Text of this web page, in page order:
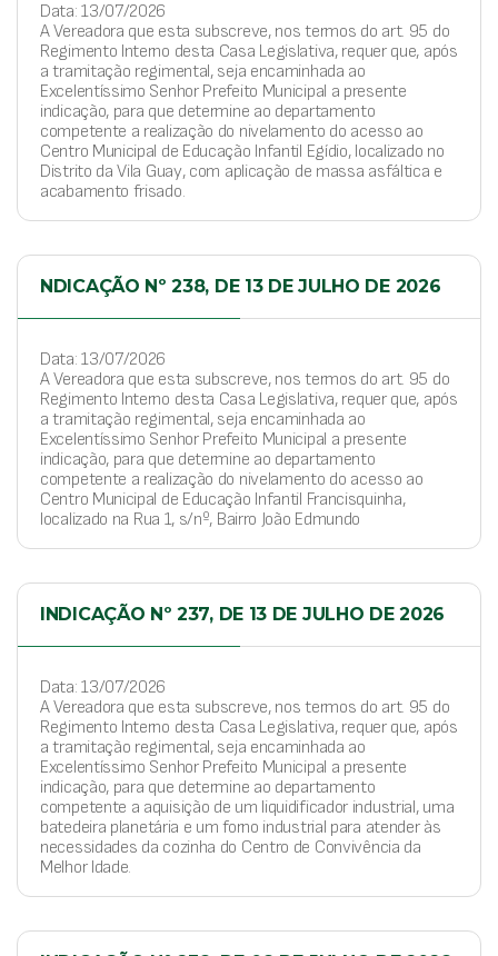
Data: 13/07/2026
A Vereadora que esta subscreve, nos termos do art. 95 do
Regimento Interno desta Casa Legislativa, requer que, após
a tramitação regimental, seja encaminhada ao
Excelentíssimo Senhor Prefeito Municipal a presente
indicação, para que determine ao departamento
competente a realização do nivelamento do acesso ao
Centro Municipal de Educação Infantil Egídio, localizado no
Distrito da Vila Guay, com aplicação de massa asfáltica e
acabamento frisado.
NDICAÇÃO Nº 238, DE 13 DE JULHO DE 2026
Data: 13/07/2026
A Vereadora que esta subscreve, nos termos do art. 95 do
Regimento Interno desta Casa Legislativa, requer que, após
a tramitação regimental, seja encaminhada ao
Excelentíssimo Senhor Prefeito Municipal a presente
indicação, para que determine ao departamento
competente a realização do nivelamento do acesso ao
Centro Municipal de Educação Infantil Francisquinha,
localizado na Rua 1, s/nº, Bairro João Edmundo
INDICAÇÃO Nº 237, DE 13 DE JULHO DE 2026
Data: 13/07/2026
A Vereadora que esta subscreve, nos termos do art. 95 do
Regimento Interno desta Casa Legislativa, requer que, após
a tramitação regimental, seja encaminhada ao
Excelentíssimo Senhor Prefeito Municipal a presente
indicação, para que determine ao departamento
competente a aquisição de um liquidificador industrial, uma
batedeira planetária e um forno industrial para atender às
necessidades da cozinha do Centro de Convivência da
Melhor Idade.